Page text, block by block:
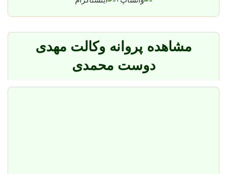
مشاهده پروانه وکالت مهدی
دوست محمدی